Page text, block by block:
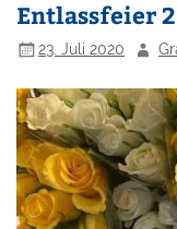
Entlassfeier
23. Juli 2020